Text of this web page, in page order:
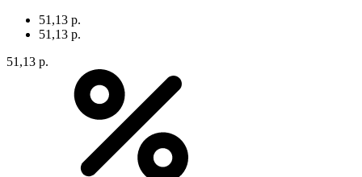
51,13 р.
51,13 р.
51,13 р.